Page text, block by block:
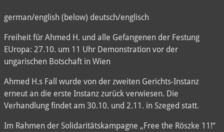
german/english (below) deutsch/englisch
Freiheit für Ahmed H. und alle Gefangenen der Festung
EUropa: 27.10. um 11 Uhr Demonstration vor der
ungarischen Botschaft in Wien
Ahmed H.s Fall wurde von der zweiten Gerichts-Instanz
erneut an die erste Instanz zurück verwiesen. Die
Verhandlung findet am 30.10. und 2.11. in Szeged statt.
Im Rahmen der Solidaritätskampagne „Free the Röszke 11!“